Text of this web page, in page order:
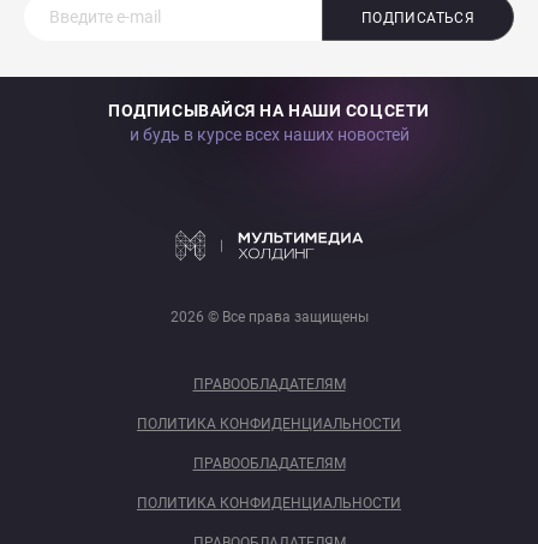
ПОДПИСАТЬСЯ
ПОДПИСЫВАЙСЯ НА НАШИ СОЦСЕТИ
и будь в курсе всех наших новостей
2026 © Все права защищены
ПРАВООБЛАДАТЕЛЯМ
ПОЛИТИКА КОНФИДЕНЦИАЛЬНОСТИ
ПРАВООБЛАДАТЕЛЯМ
ПОЛИТИКА КОНФИДЕНЦИАЛЬНОСТИ